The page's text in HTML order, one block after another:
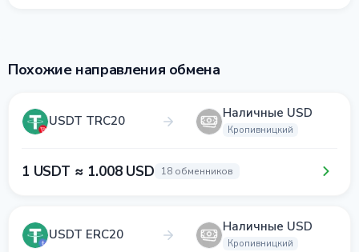
Похожие направления обмена
USDT TRC20 Наличные USD
Кропивницкий
1 USDT ≈ 1.008 USD 18 обменников
USDT ERC20 Наличные USD
Кропивницкий